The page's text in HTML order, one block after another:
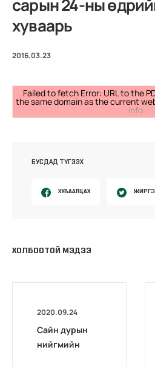
сарын 24-ны
хуваарь
2016.03.23
Failed to fetch Error: URL to the
the same domain as the current
info
БУСДАД ТҮГЭЭХ
ХУВААЛЦАХ
ХОЛБООТОЙ МЭДЭЭ
2020.09.24
Сайн дурын
нийгмийн